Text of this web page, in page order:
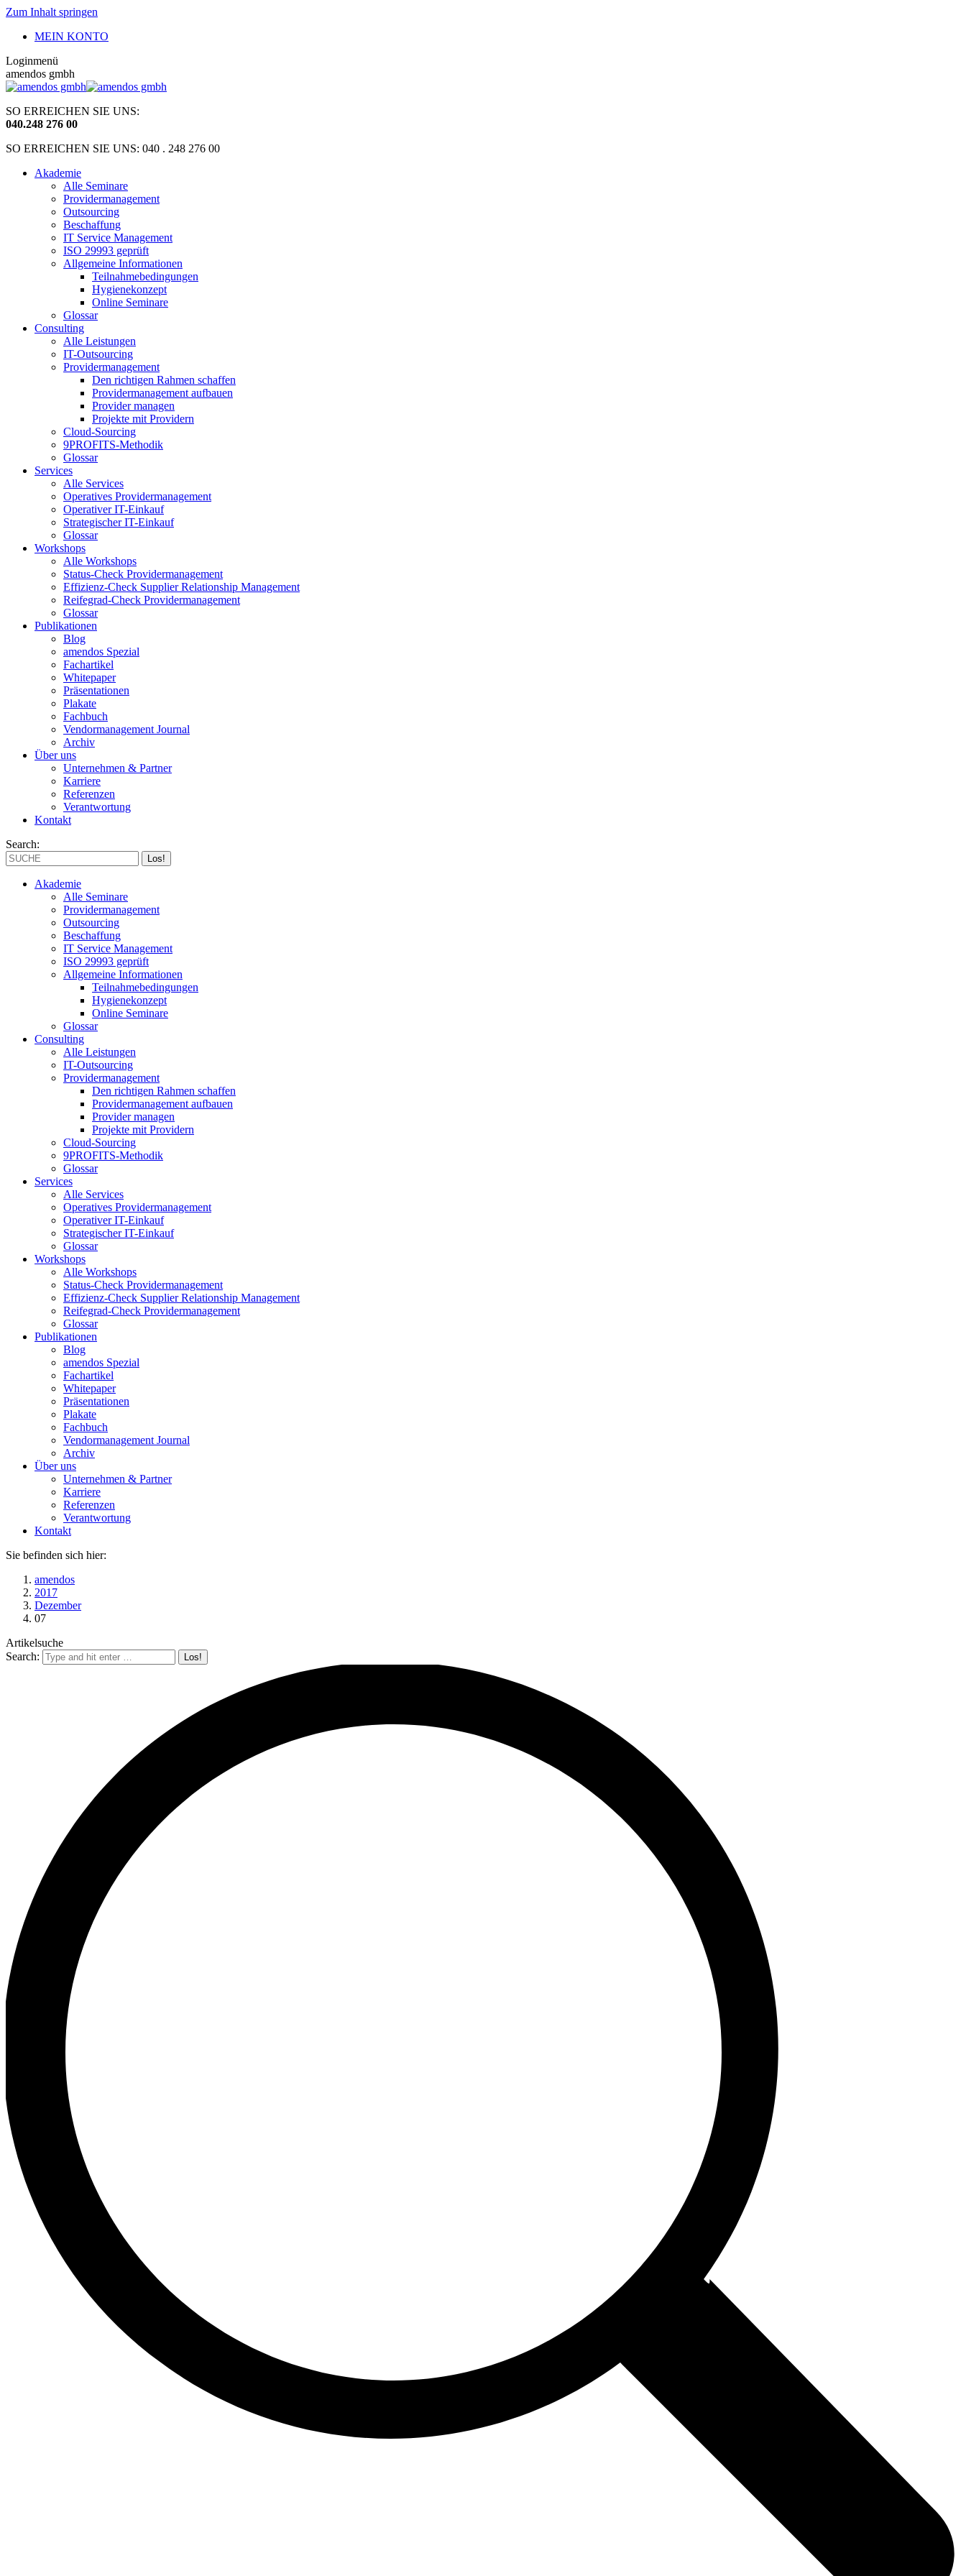
Zum Inhalt springen
MEIN KONTO
Loginmenü
amendos gmbh
SO ERREICHEN SIE UNS:
040.248 276 00
SO ERREICHEN SIE UNS: 040 . 248 276 00
Akademie
Alle Seminare
Providermanagement
Outsourcing
Beschaffung
IT Service Management
ISO 29993 geprüft
Allgemeine Informationen
Teilnahmebedingungen
Hygienekonzept
Online Seminare
Glossar
Consulting
Alle Leistungen
IT-Outsourcing
Providermanagement
Den richtigen Rahmen schaffen
Providermanagement aufbauen
Provider managen
Projekte mit Providern
Cloud-Sourcing
9PROFITS-Methodik
Glossar
Services
Alle Services
Operatives Providermanagement
Operativer IT-Einkauf
Strategischer IT-Einkauf
Glossar
Workshops
Alle Workshops
Status-Check Providermanagement
Effizienz-Check Supplier Relationship Management
Reifegrad-Check Providermanagement
Glossar
Publikationen
Blog
amendos Spezial
Fachartikel
Whitepaper
Präsentationen
Plakate
Fachbuch
Vendormanagement Journal
Archiv
Über uns
Unternehmen & Partner
Karriere
Referenzen
Verantwortung
Kontakt
Search:
Akademie
Alle Seminare
Providermanagement
Outsourcing
Beschaffung
IT Service Management
ISO 29993 geprüft
Allgemeine Informationen
Teilnahmebedingungen
Hygienekonzept
Online Seminare
Glossar
Consulting
Alle Leistungen
IT-Outsourcing
Providermanagement
Den richtigen Rahmen schaffen
Providermanagement aufbauen
Provider managen
Projekte mit Providern
Cloud-Sourcing
9PROFITS-Methodik
Glossar
Services
Alle Services
Operatives Providermanagement
Operativer IT-Einkauf
Strategischer IT-Einkauf
Glossar
Workshops
Alle Workshops
Status-Check Providermanagement
Effizienz-Check Supplier Relationship Management
Reifegrad-Check Providermanagement
Glossar
Publikationen
Blog
amendos Spezial
Fachartikel
Whitepaper
Präsentationen
Plakate
Fachbuch
Vendormanagement Journal
Archiv
Über uns
Unternehmen & Partner
Karriere
Referenzen
Verantwortung
Kontakt
Sie befinden sich hier:
amendos
2017
Dezember
07
Artikelsuche
Search: